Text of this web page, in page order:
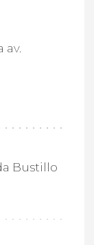
av.
Bustillo